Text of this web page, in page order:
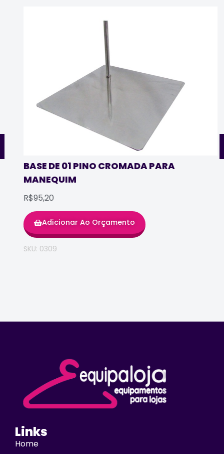
BASE DE 01 PINO CROMADA PARA
MANEQUIM
R$95,20
Adicionar Ao Orçamento
SKU: 0309
Links
Home